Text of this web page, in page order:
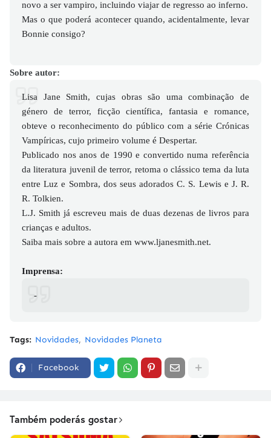
novo a ser vampiro, incluindo viajar de regresso ao inferno.
Mas o que poderá acontecer quando, acidentalmente, levar
Bonnie consigo?
Sobre autor:
Lisa Jane Smith, cujas obras são uma combinação de
género de terror, ficção científica, fantasia e romance,
obteve o reconhecimento do público com a série Crónicas
Vampíricas, cujo primeiro volume é Despertar.
Publicado nos anos de 1990 e convertido numa referência
da literatura juvenil de terror, retoma o clássico tema da luta
entre Luz e Sombra, dos seus adorados C. S. Lewis e J. R.
R. Tolkien.
L.J. Smith já escreveu mais de duas dezenas de livros para
crianças e adultos.
Saiba mais sobre a autora em www.ljanesmith.net.
Imprensa:
-
Tags: Novidades Novidades Planeta
Facebook
Também poderás gostar